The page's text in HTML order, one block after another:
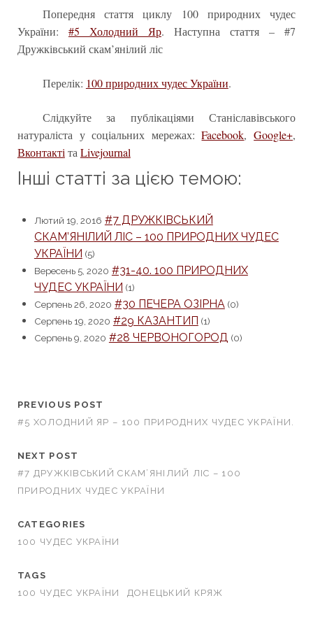
Попередня стаття циклу 100 природних чудес
України: #5 Холодний Яр. Наступна стаття – #7
Дружківський скам’янілий ліс
Перелік: 100 природних чудес України.
Слідкуйте за публікаціями Станіславівського
натураліста у соціальних мережах:Facebook,Google+,
Вконтакті та Livejournal
Інші статті за цією темою:
Лютий 19, 2016 #7 ДРУЖКІВСЬКИЙ
СКАМ’ЯНІЛИЙ ЛІС – 100 ПРИРОДНИХ ЧУДЕС
УКРАЇНИ (5)
Вересень 5, 2020 #31-40. 100 ПРИРОДНИХ
ЧУДЕС УКРАЇНИ (1)
Серпень 26, 2020 #30 ПЕЧЕРА ОЗІРНА (0)
Серпень 19, 2020 #29 КАЗАНТИП (1)
Серпень 9, 2020 #28 ЧЕРВОНОГОРОД (0)
PREVIOUS POST
#5 ХОЛОДНИЙ ЯР – 100 ПРИРОДНИХ ЧУДЕС УКРАЇНИ.
NEXT POST
#7 ДРУЖКІВСЬКИЙ СКАМ’ЯНІЛИЙ ЛІС – 100
ПРИРОДНИХ ЧУДЕС УКРАЇНИ
CATEGORIES
100 ЧУДЕС УКРАЇНИ
TAGS
100 ЧУДЕС УКРАЇНИ
ДОНЕЦЬКИЙ КРЯЖ